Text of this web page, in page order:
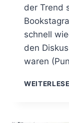
der Trend
schnell
den
waren